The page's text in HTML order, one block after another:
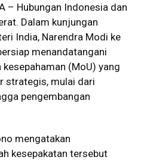
– Hubungan Indonesia dan
Dalam kunjungan
India, Narendra Modi ke
menandatangani
(MoU) yang
strategis, mulai dari
pengembangan
mengatakan
kesepakatan tersebut